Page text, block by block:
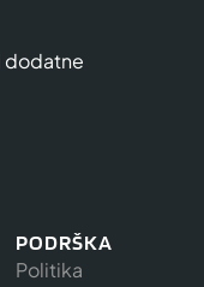
dodatne
PODRŠKA
Politika